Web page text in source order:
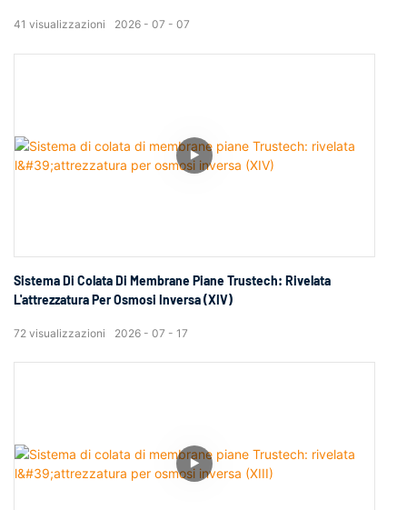
2026 07 07
41 visualizzazioni
Sistema Di Colata Di Membrane Piane Trustech: Rivelata
L'attrezzatura Per Osmosi Inversa (XIV)
2026 07 17
72 visualizzazioni